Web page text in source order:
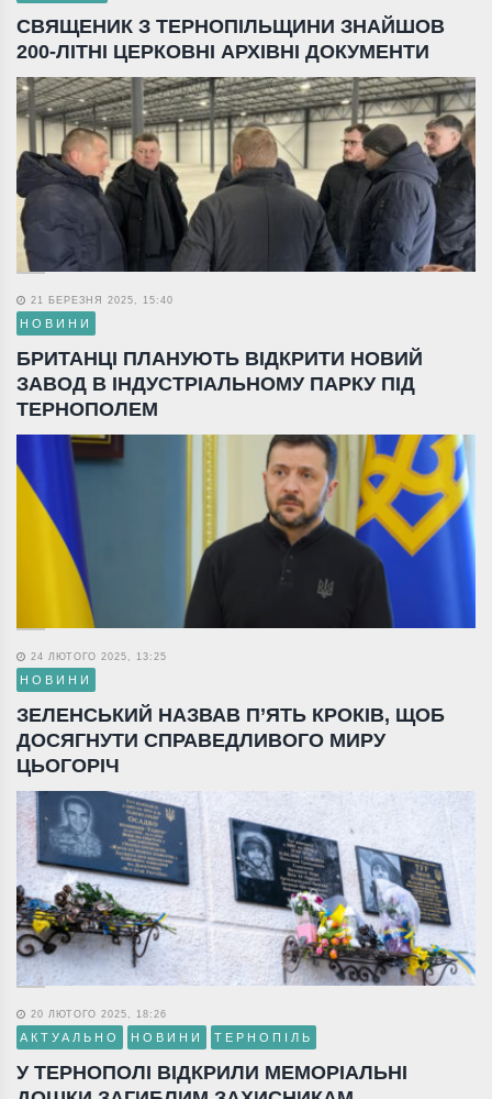
СВЯЩЕНИК З ТЕРНОПІЛЬЩИНИ ЗНАЙШОВ
200-ЛІТНІ ЦЕРКОВНІ АРХІВНІ ДОКУМЕНТИ
21 БЕРЕЗНЯ 2025, 15:40
НОВИНИ
БРИТАНЦІ ПЛАНУЮТЬ ВІДКРИТИ НОВИЙ
ЗАВОД В ІНДУСТРІАЛЬНОМУ ПАРКУ ПІД
ТЕРНОПОЛЕМ
24 ЛЮТОГО 2025, 13:25
НОВИНИ
ЗЕЛЕНСЬКИЙ НАЗВАВ П’ЯТЬ КРОКІВ, ЩОБ
ДОСЯГНУТИ СПРАВЕДЛИВОГО МИРУ
ЦЬОГОРІЧ
20 ЛЮТОГО 2025, 18:26
АКТУАЛЬНО НОВИНИ ТЕРНОПІЛЬ
У ТЕРНОПОЛІ ВІДКРИЛИ МЕМОРІАЛЬНІ